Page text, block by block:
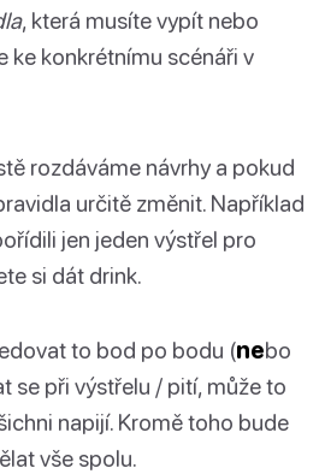
, která musíte vypít nebo
ke konkrétnímu scénáři v
rozdáváme návrhy a pokud
určitě změnit. Například
jen jeden výstřel pro
si dát drink.
to bod po bodu (nebo
se při výstřelu / pití, může to
napijí. Kromě toho bude
vše spolu.